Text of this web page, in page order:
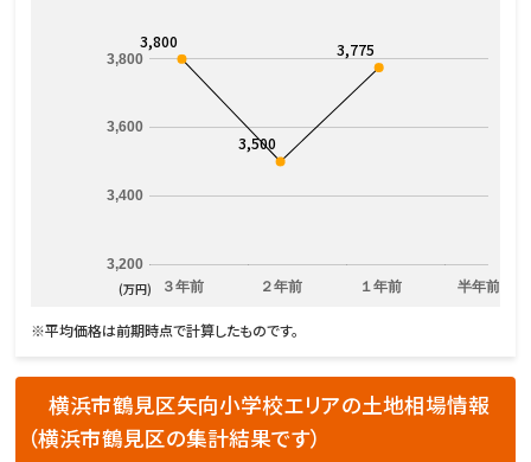
３年前 ２年前 １年前 半年前
3,200
3,400
3,600
3,800
3,800
3,500
3,775
(万円)
※平均価格は前期時点で計算したものです。
横浜市鶴見区矢向小学校エリアの土地相場情報
（横浜市鶴見区の集計結果です）